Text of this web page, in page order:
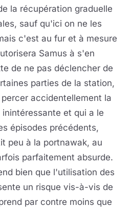
la récupération graduelle
sauf qu'ici on ne les
c'est au fur et à mesure
Samus à s'en
de ne pas déclencher de
parties de la station,
accidentellement la
et qui a le
épisodes précédents,
peu à la portnawak, au
parfaitement absurde.
bien que l'utilisation des
un risque vis-à-vis de
par contre moins que